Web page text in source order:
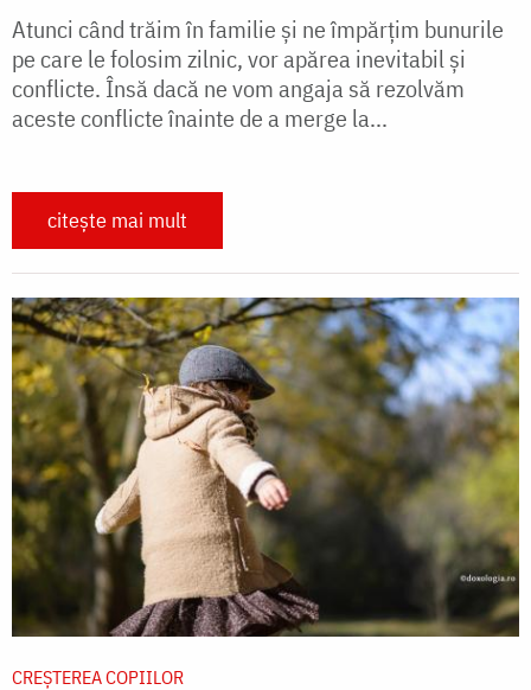
Atunci când trăim în familie și ne împărțim bunurile
pe care le folosim zilnic, vor apărea inevitabil și
conflicte. Însă dacă ne vom angaja să rezolvăm
aceste conflicte înainte de a merge la...
citește mai mult
CREŞTEREA COPIILOR